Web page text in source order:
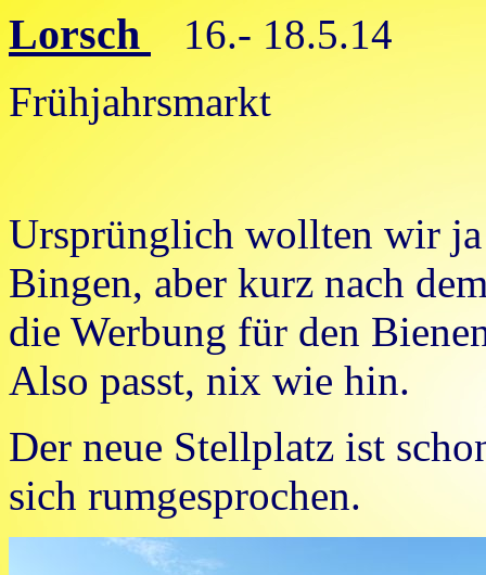
Lorsch
16.- 18.5.14
Frühjahrsmarkt
Ursprünglich wollten wir ja
Bingen, aber kurz nach
die Werbung für den
Also passt, nix wie hin.
Der neue Stellplatz ist
sich rumgesprochen.